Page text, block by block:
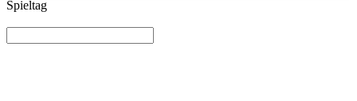
Spieltag